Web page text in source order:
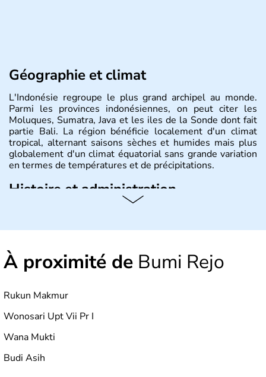
Géographie et climat
L'Indonésie regroupe le plus grand archipel au monde.
Parmi les provinces indonésiennes, on peut citer les
Moluques, Sumatra, Java et les iles de la Sonde dont fait
partie Bali. La région bénéficie localement d'un climat
tropical, alternant saisons sèches et humides mais plus
globalement d'un climat équatorial sans grande variation
en termes de températures et de précipitations.
Histoire et administration
6000 sont habitées. C'est en 1945 que son
200 millions d'habitants, élevés dans le respect des
cultures et le culte du corps, notamment au travers des
À proximité de Bumi Rejo
Rukun Makmur
Wonosari Upt Vii Pr I
Wana Mukti
Budi Asih